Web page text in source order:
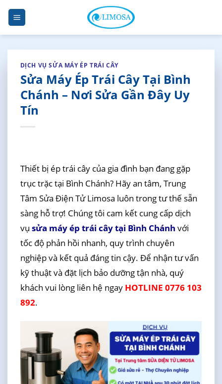
Skip
content
DỊCH VỤ SỬA MÁY ÉP TRÁI CÂY
Sửa Máy Ép Trái Cây Tại Bình
Chánh – Nơi Sửa Gần Đây Uy
Tín
Thiết bị ép trái cây của gia đình bạn đang gặp
trục trặc tại Bình Chánh? Hãy an tâm, Trung
Tâm Sửa Điện Tử Limosa luôn trong tư thế sẵn
sàng hỗ trợ! Chúng tôi cam kết cung cấp dịch
vụ sửa máy ép trái cây tại Bình Chánh với
tốc độ phản hồi nhanh, quy trình chuyên
nghiệp và kết quả đáng tin cậy. Để nhận tư vấn
kỹ thuật và đặt lịch bảo dưỡng tận nhà, quý
khách vui lòng liên hệ ngay HOTLINE 0776 103
892.